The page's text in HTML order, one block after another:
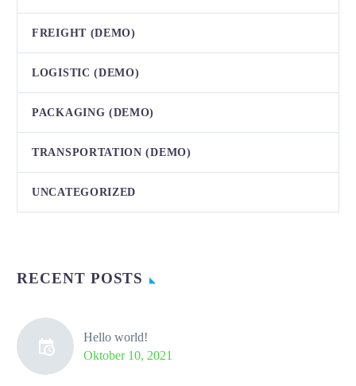
FREIGHT (DEMO)
LOGISTIC (DEMO)
PACKAGING (DEMO)
TRANSPORTATION (DEMO)
UNCATEGORIZED
RECENT POSTS
Hello world!
Oktober 10, 2021